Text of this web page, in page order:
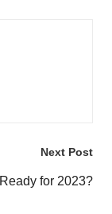
Next Post
Ready for 2023?